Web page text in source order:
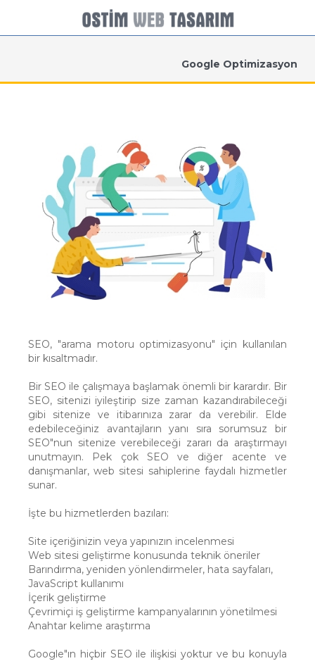
Google Optimizasyon
SEO, "arama motoru optimizasyonu" için kullanılan
bir kısaltmadır.
Bir SEO ile çalışmaya başlamak önemli bir karardır. Bir
SEO, sitenizi iyileştirip size zaman kazandırabileceği
gibi sitenize ve itibarınıza zarar da verebilir. Elde
edebileceğiniz avantajların yanı sıra sorumsuz bir
SEO"nun sitenize verebileceği zararı da araştırmayı
unutmayın. Pek çok SEO ve diğer acente ve
danışmanlar, web sitesi sahiplerine faydalı hizmetler
sunar.
İşte bu hizmetlerden bazıları:
Site içeriğinizin veya yapınızın incelenmesi
Web sitesi geliştirme konusunda teknik öneriler
Barındırma, yeniden yönlendirmeler, hata sayfaları,
JavaScript kullanımı
İçerik geliştirme
Çevrimiçi iş geliştirme kampanyalarının yönetilmesi
Anahtar kelime araştırma
Google"ın hiçbir SEO ile ilişkisi yoktur ve bu konuyla